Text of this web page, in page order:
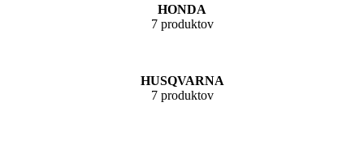
HONDA
7 produktov
HUSQVARNA
7 produktov